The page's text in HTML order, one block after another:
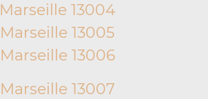
Marseille 13004
Marseille 13005
Marseille 13006
Marseille 13007